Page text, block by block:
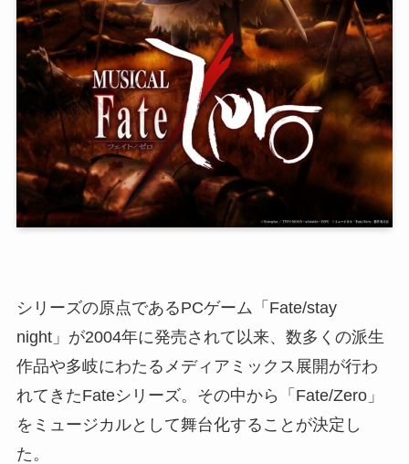
シリーズの原点であるPCゲーム「Fate/stay
night」が2004年に発売されて以来、数多くの派生
作品や多岐にわたるメディアミックス展開が行わ
れてきたFateシリーズ。その中から「Fate/Zero」
をミュージカルとして舞台化することが決定し
た。